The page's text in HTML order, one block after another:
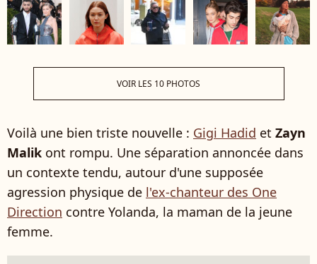
VOIR LES 10 PHOTOS
Voilà une bien triste nouvelle : Gigi Hadid et Zayn
Malik ont rompu. Une séparation annoncée dans
un contexte tendu, autour d'une supposée
agression physique de l'ex-chanteur des One
Direction contre Yolanda, la maman de la jeune
femme.